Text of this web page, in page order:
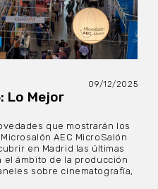
09/12/2025
Lo Mejor
que mostrarán los
AEC MicroSalón
en Madrid las últimas
ámbito de la producción
sobre cinematografía,